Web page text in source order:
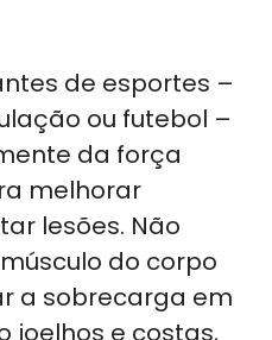
de esportes –
ou futebol –
da força
melhorar
lesões. Não
do corpo
a sobrecarga em
joelhos e costas,